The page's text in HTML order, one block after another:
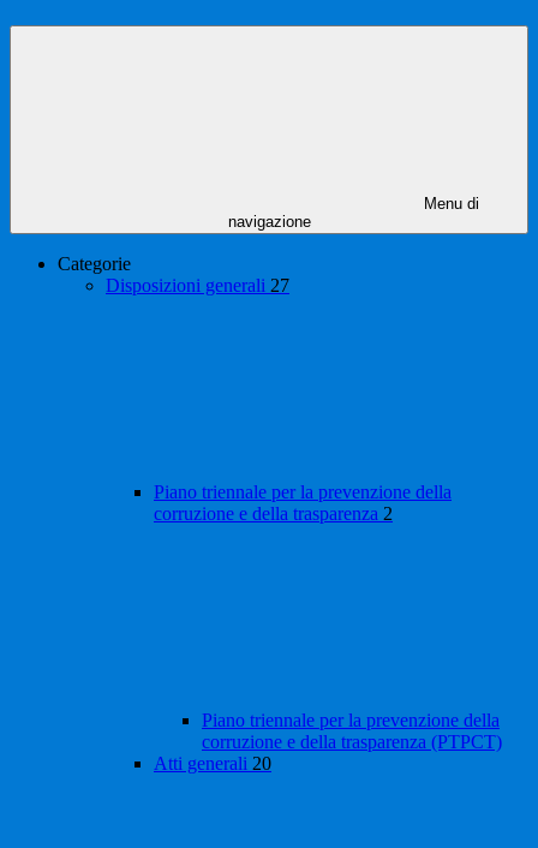
Menu di
navigazione
Categorie
Disposizioni generali 27
Piano triennale per la prevenzione della
corruzione e della trasparenza 2
Piano triennale per la prevenzione della
corruzione e della trasparenza (PTPCT)
Atti generali 20